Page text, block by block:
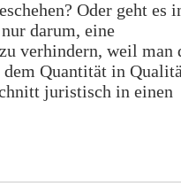
Oder geht es
darum, eine
verhindern, weil man
Quantität in
juristisch in einen